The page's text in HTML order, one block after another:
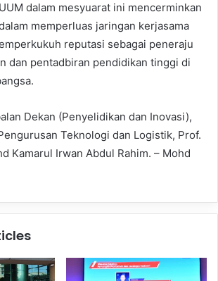
dalam mesyuarat ini mencerminkan
memperluas jaringan kerjasama
reputasi sebagai peneraju
dan pentadbiran pendidikan tinggi di
Dekan (Penyelidikan dan Inovasi),
Teknologi dan Logistik, Prof.
Kamarul Irwan Abdul Rahim. – Mohd